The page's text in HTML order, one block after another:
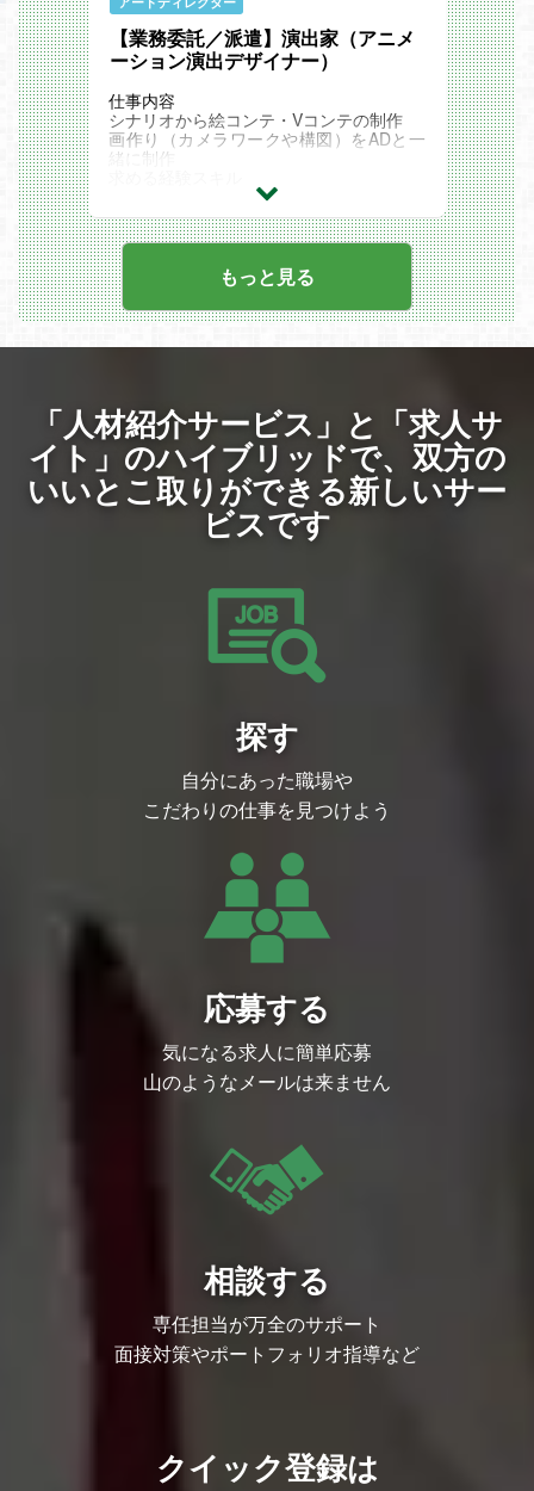
験（3年以上）
キャラクタースキル演出、またはカットシ
ーンの制作経験など
絵コンテやVコンテの制作経験
DCCツールの実務使用経験
チェックバックとフィニッシュワークの実
務経験
※動的ポートフォリオのご提出必須
UnityのTimeLineを用いた業務経験
Shurikenを用いたエフェクト制作経験
3Dキャラモーション制作の経験
キャラクターイラストの制作経験
求める人物像
アニメ系IPが好きな方
ユーザー目線でものづくりができる方
コミュニケーション能力がある方
【採用背景】
現在、事業拡大に伴い新規サービスの立ち
上げや既存機能の改善、キャンペーン施策
などが急増しています。これらにスピード
感を持って対応すると同時に、サービスの
質を一段階引き上げるための改善提案を積
極的に実行していく必要があります。その
ため、即戦力として設計から実装までをリ
の向上を牽引していただける経験豊富なU
I/UXデザイナーを募集します。
【業務内容】
担当プロダクトのUIデザインおよびデザイ
ンシステム運用（Figma使用）
ユーザー課題の発見から仮説立案、要件定
義、効果検証までのUXデザイン業務
設計
エンジニアと連携した開発プロセスの推進
（Flutter等の技術理解含む）
AIツール（Cursor、Claude Code等）を活
用した業務効率化と品質向上
このポジションの魅力
一気通貫した裁量権： 上流の戦略策定か
影響力を持つことができます。
最新技術と環境： Figmaや各種AIツール
（ChatGPT、Gemini、Cursor等）を導入
しており、高解像度モニターやハイスペッ
クPCなど、生産性を最大化する環境が整
を抱えるサービスの「使いやすさ」を追求
し、数値に基づいた改善サイクルを回すこ
とで、確かな成果と手応えを感じられま
柔軟な働き方： フルリモートやフレック
ス制度を導入しており、自律的にパフォー
【業務委託／派遣】演出家（アニメ
ーション演出デザイナー）
仕事内容
シナリオから絵コンテ・Vコンテの制作
画作り（カメラワークや構図）をADと一
緒に制作
・映像コンテンツ（アニメ・ゲーム等）に
おけるアニメーション演出経験者
・絵コンテの制作やVコンテの制作経験
・演出面に責任を持ちプロジェクトをいく
つも成立させたご経験
【歓迎】
ション経験
・絵コンテツールの使用能力（Photosho
p、Clip studio等が使用可能な方）
・Vコンテツール使用能力（After Effect、
Animate）
・Spine/Unityの知識
・アートディレクションなどの経験
・絵合わせでのイラスト業務などの経験
・チームワークを重視したコミュニケーシ
くりが出来る方
・0からのチームビルディングのご経験
もっと見る
「人材紹介サービス」と「求人サ
イト」のハイブリッドで、双方の
いいとこ取りができる新しいサー
ビスです
探す
自分にあった職場や
こだわりの仕事を見つけよう
応募する
気になる求人に簡単応募
山のようなメールは来ません
相談する
専任担当が万全のサポート
面接対策やポートフォリオ指導など
クイック登録は